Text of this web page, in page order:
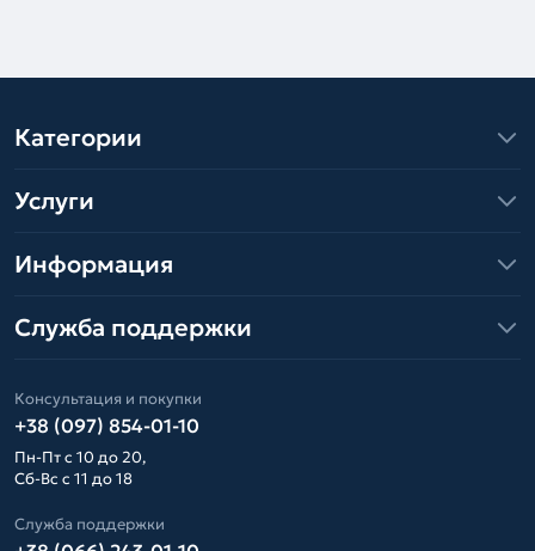
Категории
Услуги
Информация
Служба поддержки
Консультация и покупки
+38 (097) 854-01-10
Пн-Пт с 10 до 20,
Сб-Вс с 11 до 18
Служба поддержки